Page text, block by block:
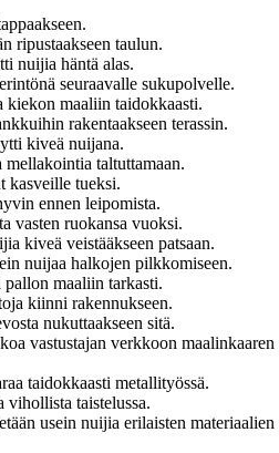
ripustaakseen taulun.
nuijia häntä alas.
seuraavalle sukupolvelle.
kiekon maaliin taidokkaasti.
rakentaakseen terassin.
kiveä nuijana.
taltuttamaan.
kasveille tueksi.
ennen leipomista.
vasten ruokansa vuoksi.
kiveä veistääkseen patsaan.
nuijaa halkojen pilkkomiseen.
maaliin tarkasti.
kiinni rakennukseen.
nukuttaakseen sitä.
vastustajan verkkoon maalinkaaren
taidokkaasti metallityössä.
taistelussa.
usein nuijia erilaisten materiaalien